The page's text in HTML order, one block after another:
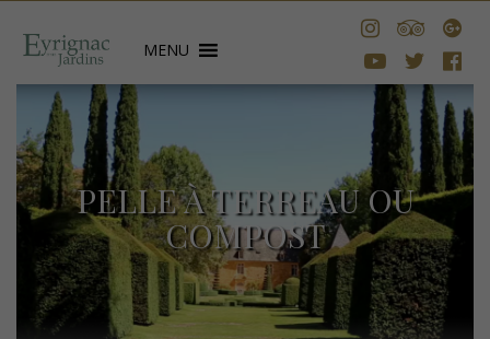
MENU
PELLE À TERREAU OU
COMPOST